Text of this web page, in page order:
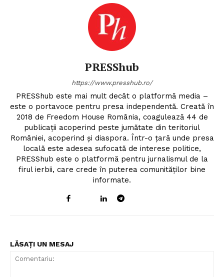
PRESShub
https://www.presshub.ro/
PRESShub este mai mult decât o platformă media –
este o portavoce pentru presa independentă. Creată în
2018 de Freedom House România, coagulează 44 de
publicații acoperind peste jumătate din teritoriul
României, acoperind și diaspora. Într-o țară unde presa
locală este adesea sufocată de interese politice,
PRESShub este o platformă pentru jurnalismul de la
firul ierbii, care crede în puterea comunităților bine
informate.
LĂSAȚI UN MESAJ